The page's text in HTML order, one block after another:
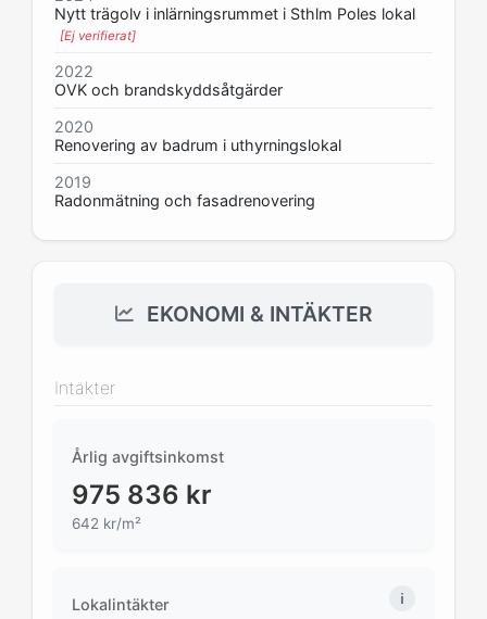
Nytt trägolv i inlärningsrummet i Sthlm Poles lokal
[Ej verifierat]
2022
OVK och brandskyddsåtgärder
2020
Renovering av badrum i uthyrningslokal
2019
Radonmätning och fasadrenovering
EKONOMI & INTÄKTER
Intäkter
Årlig avgiftsinkomst
975 836 kr
642 kr/m²
Lokalintäkter